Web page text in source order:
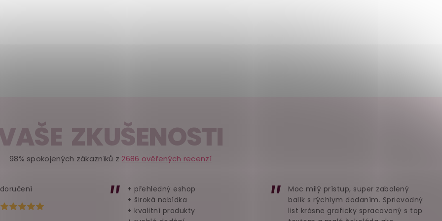
ZKUŠENOSTI
98% spokojených zákazníků z2686 ověřených recenzí
Hodnocení obchodu je 5 z 5 hvězdiček.
+ přehledný eshop
+ široká nabídka
+ kvalitní produkty
Moc milý prístup, super zabalený
balík s rýchlym dodaním. Sprievodný
list krásne graficky spracovaný s top